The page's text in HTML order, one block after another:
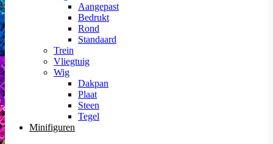
Aangepast
Bedrukt
Rond
Standaard
Trein
Vliegtuig
Wig
Dakpan
Plaat
Steen
Tegel
Minifiguren